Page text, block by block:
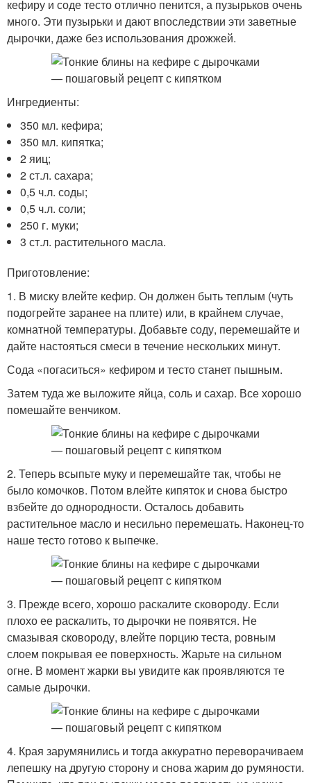
кефиру и соде тесто отлично пенится, а пузырьков очень
много. Эти пузырьки и дают впоследствии эти заветные
дырочки, даже без использования дрожжей.
Ингредиенты:
350 мл. кефира;
350 мл. кипятка;
2 яиц;
2 ст.л. сахара;
0,5 ч.л. соды;
0,5 ч.л. соли;
250 г. муки;
3 ст.л. растительного масла.
Приготовление:
1. В миску влейте кефир. Он должен быть теплым (чуть
подогрейте заранее на плите) или, в крайнем случае,
комнатной температуры. Добавьте соду, перемешайте и
дайте настояться смеси в течение нескольких минут.
Сода «погаситься» кефиром и тесто станет пышным.
Затем туда же выложите яйца, соль и сахар. Все хорошо
помешайте венчиком.
2. Теперь всыпьте муку и перемешайте так, чтобы не
было комочков. Потом влейте кипяток и снова быстро
взбейте до однородности. Осталось добавить
растительное масло и несильно перемешать. Наконец-то
наше тесто готово к выпечке.
3. Прежде всего, хорошо раскалите сковороду. Если
плохо ее раскалить, то дырочки не появятся. Не
смазывая сковороду, влейте порцию теста, ровным
слоем покрывая ее поверхность. Жарьте на сильном
огне. В момент жарки вы увидите как проявляются те
самые дырочки.
4. Края зарумянились и тогда аккуратно переворачиваем
лепешку на другую сторону и снова жарим до румяности.